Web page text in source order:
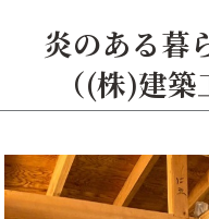
炎のある暮
（(株)建